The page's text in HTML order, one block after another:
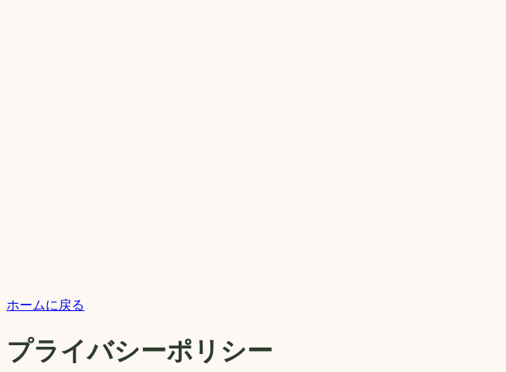
ホームに戻る
プライバシーポリシー